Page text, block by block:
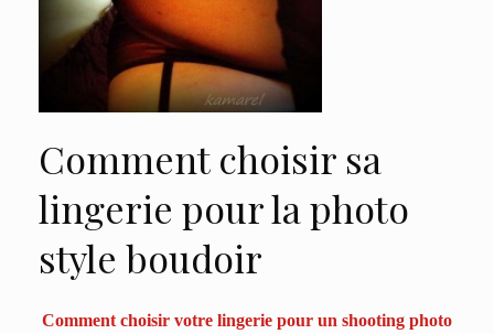
Comment choisir sa
lingerie pour la photo
style boudoir
Comment choisir votre lingerie pour un shooting photo